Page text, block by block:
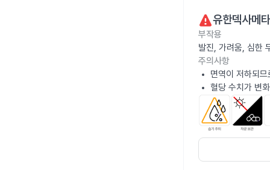
유한덱사메
부작용
발진, 가려움, 심한
주의사항
면역이 저하되
혈당 수치가 변